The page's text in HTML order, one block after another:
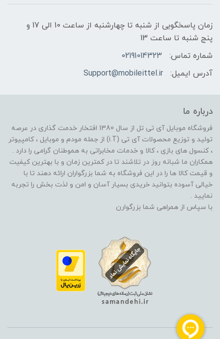
زمان پاسخگویی از شنبه تا چهارشنبه از ساعت 10 الی 17 و
پنج شنبه تا ساعت 13
شماره تماس:
02191014323
آدرس ایمیل:
Support@mobileittel.ir
درباره ما
فروشگاه موبایل آی تی تل از سال 1380 افتخار خدمت گذاری در عرصه
تولید و توزیع محصولات آی تی (i.T) از جمله مودم و موبایل ، کامپیوتر
، کنسول های بازی ، کالا و خدمات مخابراتی به هموطنان گرامی را دارد .
همکاران ما شبانه روز در تلاشند تا در کمترین زمان و با بهترین کیفیت
و قیمت کالا ها را در این فروشگاه به شما بزرگواران ارائه دهند تا با
خیالی آسوده بتوانید خریدی بسیار آسان و امن و لذت بخش را تجربه
نمایید .
با سپاس از همراهی شما بزرگوارن